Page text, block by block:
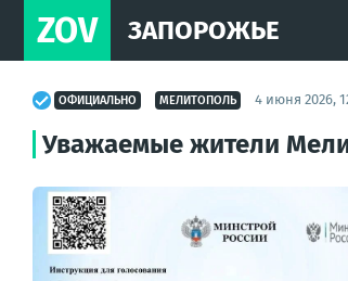
ZOV ЗАПОРОЖЬЕ
ОФИЦИАЛЬНО МЕЛИТОПОЛЬ 4 июня 2026,
Уважаемые жители